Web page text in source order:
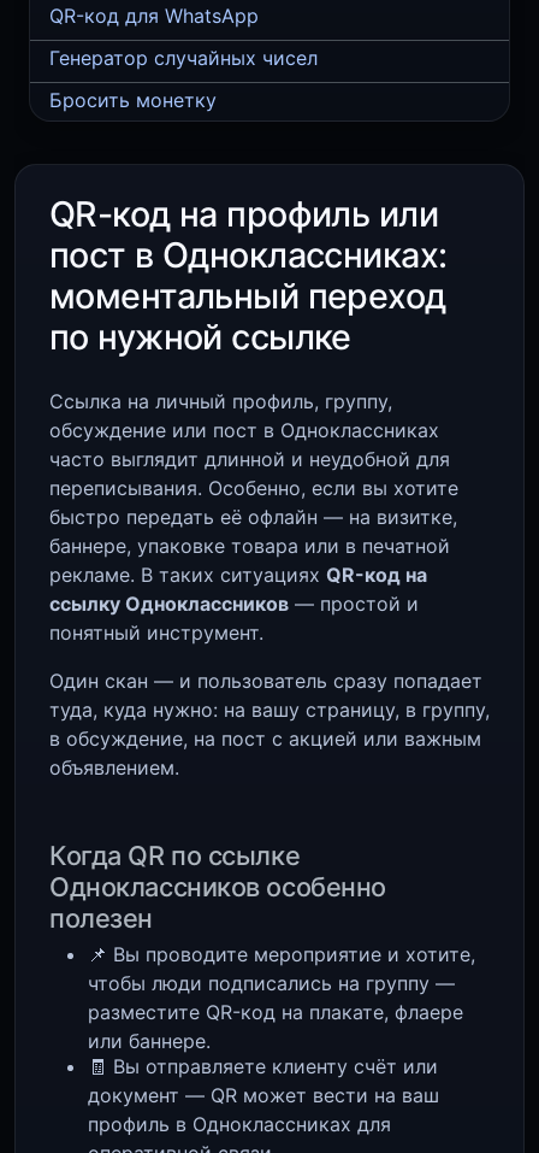
QR-код для WhatsApp
Генератор случайных чисел
Бросить монетку
QR-код на профиль или
пост в Одноклассниках:
моментальный переход
по нужной ссылке
Ссылка на личный профиль, группу,
обсуждение или пост в Одноклассниках
часто выглядит длинной и неудобной для
переписывания. Особенно, если вы хотите
быстро передать её офлайн — на визитке,
баннере, упаковке товара или в печатной
рекламе. В таких ситуациях QR-код на
ссылку Одноклассников — простой и
понятный инструмент.
Один скан — и пользователь сразу попадает
туда, куда нужно: на вашу страницу, в группу,
в обсуждение, на пост с акцией или важным
объявлением.
Когда QR по ссылке
Одноклассников особенно
полезен
📌 Вы проводите мероприятие и хотите,
чтобы люди подписались на группу —
разместите QR-код на плакате, флаере
или баннере.
🧾 Вы отправляете клиенту счёт или
документ — QR может вести на ваш
профиль в Одноклассниках для